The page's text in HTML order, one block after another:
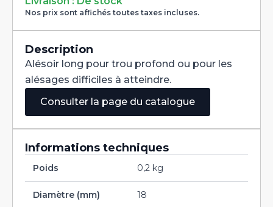
Long
à
Queue
HSS-
Cobalt
18
H7
Nos prix sont affichés toutes taxes incluses.
Description
Alésoir long pour trou profond ou pour les
alésages difficiles à atteindre.
Consulter la page du catalogue
Informations techniques
Poids 0,2 kg
Diamètre (mm) 18